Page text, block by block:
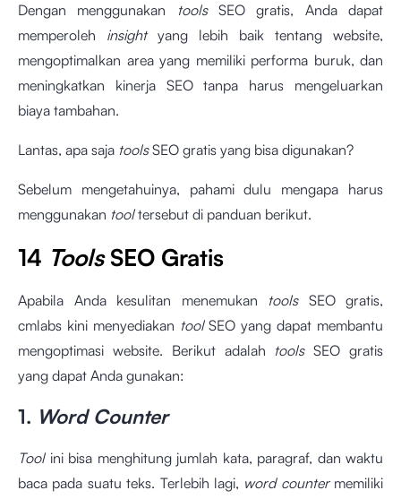
Dengan menggunakan toolsSEO gratis, Anda dapat
memperoleh insightyang lebih baik tentang website,
mengoptimalkan area yang memiliki performa buruk, dan
meningkatkan kinerja SEO tanpa harus mengeluarkan
biaya tambahan.
Lantas, apa saja toolsSEO gratis yang bisa digunakan?
Sebelum mengetahuinya, pahami dulu mengapa harus
menggunakan tooltersebut di panduan berikut.
14 ToolsSEO Gratis
Apabila Anda kesulitan menemukan tools SEO gratis,
cmlabs kini menyediakan toolSEO yang dapat membantu
mengoptimasi website. Berikut adalah toolsSEO gratis
yang dapat Anda gunakan:
1. Word Counter
Toolini bisa menghitung jumlah kata, paragraf, dan waktu
baca pada suatu teks. Terlebih lagi, word counter memiliki